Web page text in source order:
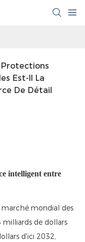
Est-Il La
De Détail
intelligent entre
marché mondial des
milliards de dollars
d'ici 2032,